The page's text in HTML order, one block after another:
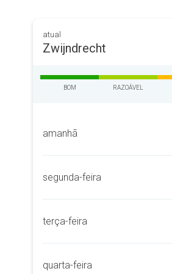
atual
Zwijndrecht
BOM RAZOÁVEL
amanhã
segunda-feira
terça-feira
quarta-feira